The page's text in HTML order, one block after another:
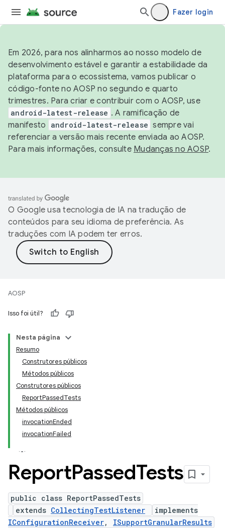
Fazer login
Em 2026, para nos alinharmos ao nosso modelo de
desenvolvimento estável e garantir a estabilidade da
plataforma para o ecossistema, vamos publicar o
código-fonte no AOSP no segundo e quarto
trimestres. Para criar e contribuir com o AOSP, use
android-latest-release . A ramificação de
manifesto
android-latest-release sempre vai
referenciar a versão mais recente enviada ao AOSP.
Para mais informações, consulte Mudanças no AOSP.
O Google usa tecnologia de IA na tradução de
conteúdos para seu idioma de preferência. As
traduções com IA podem ter erros.
AOSP
Isso foi útil?
Nesta página
Resumo
Construtores públicos
Métodos públicos
Construtores públicos
ReportPassedTests
Métodos públicos
invocationEnded
invocationFailed
ReportPassedTests
public class ReportPassedTests
extends CollectingTestListener
implements
IConfigurationReceiver, ISupportGranularResults